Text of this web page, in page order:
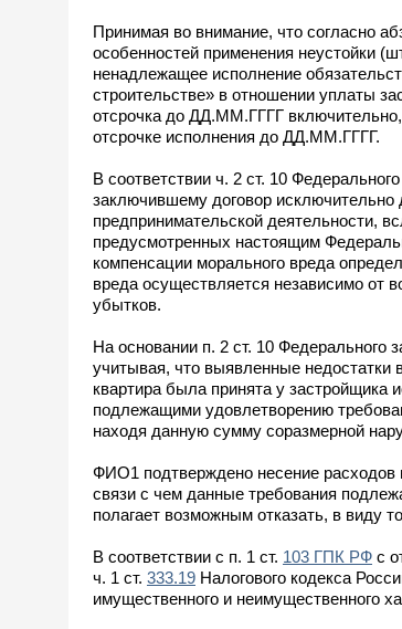
Принимая во внимание, что согласно
особенностей применения неустойки
ненадлежащее исполнение
строительстве» в отношении уплаты
отсрочка до ДД.ММ.ГГГГ
отсрочке исполнения до ДД.ММ.ГГГГ.
В соответствии ч. 2 ст. 10
заключившему договор
предпринимательской деятельности,
предусмотренных настоящим
компенсации морального вреда
вреда осуществляется независимо от
убытков.
На основании п. 2 ст. 10
учитывая, что выявленные недостатки
квартира была принята у застройщика
подлежащими удовлетворению
находя данную сумму соразмерной
ФИО1 подтверждено несение расходов
связи с чем данные требования
полагает возможным отказать, в виду
В соответствии с п. 1 ст. 103 ГПК РФ с
ч. 1 ст. 333.19 Налогового кодекса
имущественного и неимущественного